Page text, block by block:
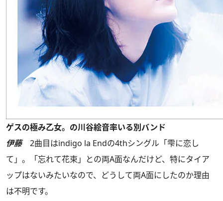
ゲスの極み乙女。の川谷絵音率いる別バンド
伊藤2曲目はindigo la Endの4thシングル「雫に恋し
て」。「忘れて花束」との両A面なんだけど、特にタイア
ップはないみたいなので、どうして両A面にしたのか理由
は不明です。